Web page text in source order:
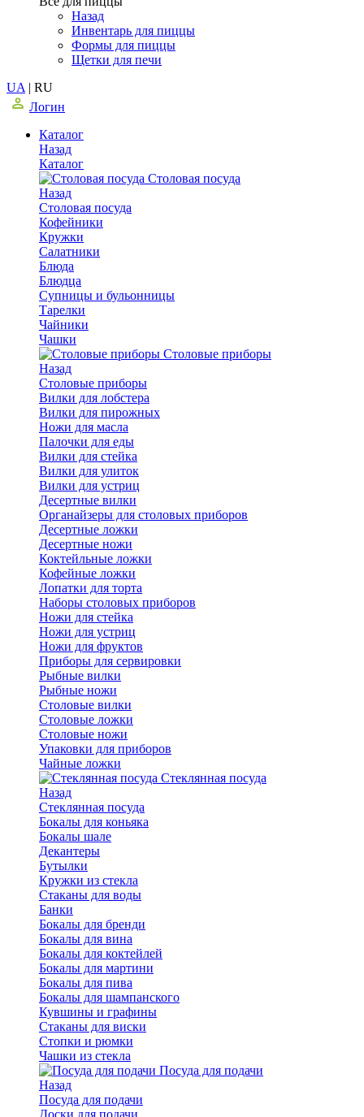
Назад
Инвентарь для пиццы
Формы для пиццы
Щетки для печи
UA | RU
Логин
Каталог
Назад
Каталог
Столовая посуда
Назад
Столовая посуда
Кофейники
Кружки
Салатники
Блюда
Блюдца
Супницы и бульонницы
Тарелки
Чайники
Чашки
Cтоловые приборы
Назад
Cтоловые приборы
Вилки для лобстера
Вилки для пирожных
Ножи для масла
Палочки для еды
Вилки для стейка
Вилки для улиток
Вилки для устриц
Десертные вилки
Органайзеры для столовых приборов
Десертные ложки
Десертные ножи
Коктейльные ложки
Кофейные ложки
Лопатки для торта
Наборы столовых приборов
Ножи для стейка
Ножи для устриц
Ножи для фруктов
Приборы для сервировки
Рыбные вилки
Рыбные ножи
Столовые вилки
Столовые ложки
Столовые ножи
Упаковки для приборов
Чайные ложки
Стеклянная посуда
Назад
Стеклянная посуда
Бокалы для коньяка
Бокалы шале
Декантеры
Бутылки
Кружки из стекла
Стаканы для воды
Банки
Бокалы для бренди
Бокалы для вина
Бокалы для коктейлей
Бокалы для мартини
Бокалы для пива
Бокалы для шампанского
Кувшины и графины
Стаканы для виски
Стопки и рюмки
Чашки из стекла
Посуда для подачи
Назад
Посуда для подачи
Доски для подачи